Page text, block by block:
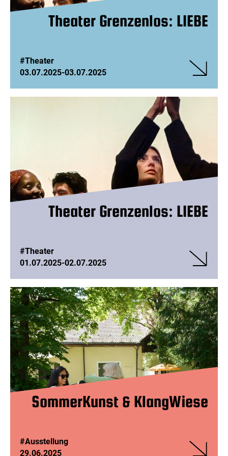
Theater Grenzenlos: LIEBE
#Theater
03.07.2025-03.07.2025
Theater
Theater Grenzenlos: LIEBE
#Theater
01.07.2025-02.07.2025
Theater
LIEBE
SommerKunst & KlangWiese
#Ausstellung
29.06.2025